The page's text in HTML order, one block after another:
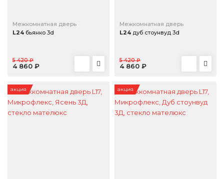
Межкомнатная дверь
L24 бьянко 3d
4 860 ₽
5 420 ₽
Межкомнатная дверь
L24 дуб стоунвуд 3d
4 860 ₽
5 420 ₽
акция акция